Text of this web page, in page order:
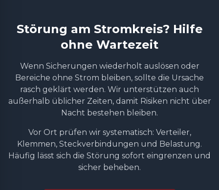
Störung am Stromkreis? Hilfe
ohne Wartezeit
Wenn Sicherungen wiederholt auslösen oder
Bereiche ohne Strom bleiben, sollte die Ursache
rasch geklärt werden. Wir unterstützen auch
außerhalb üblicher Zeiten, damit Risiken nicht über
Nacht bestehen bleiben.
Vor Ort prüfen wir systematisch: Verteiler,
Klemmen, Steckverbindungen und Belastung.
Häufig lässt sich die Störung sofort eingrenzen und
sicher beheben.